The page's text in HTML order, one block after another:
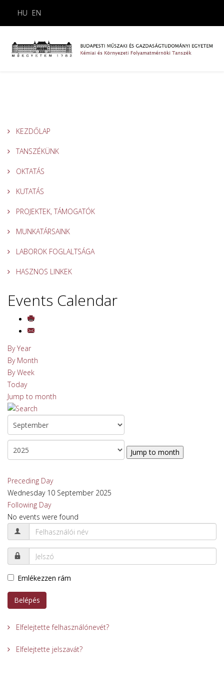
HU EN
KEZDŐLAP
TANSZÉKÜNK
OKTATÁS
KUTATÁS
PROJEKTEK, TÁMOGATÓK
MUNKATÁRSAINK
LABOROK FOGLALTSÁGA
HASZNOS LINKEK
Events Calendar
By Year
By Month
By Week
Today
Jump to month
Jump to month
Preceding Day
Wednesday 10 September 2025
Following Day
No events were found
Emlékezzen rám
Belépés
Elfelejtette felhasználónevét?
Elfelejtette jelszavát?